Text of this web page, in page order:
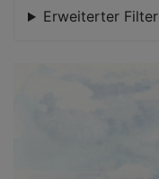
Erweiterter Filter